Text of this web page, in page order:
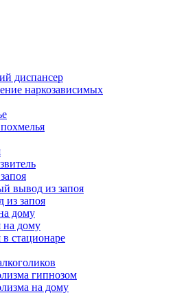
диспансер
наркозависимых
вывод из запоя
запоя
дому
на дому
стационаре
гипнозом
на дому